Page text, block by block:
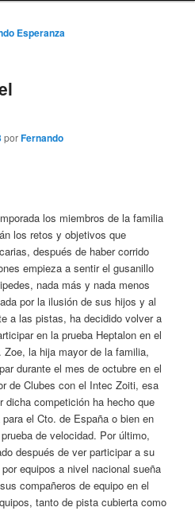
Esperanza
porFernando
los miembros de la familia
los retos y objetivos que
después de haber corrido
empieza a sentir el gusanillo
nada más y nada menos
por la ilusión de sus hijos y al
a las pistas, ha decidido volver a
en la prueba Heptalon en el
la hija mayor de la familia,
durante el mes de octubre en el
de Clubes con el Intec Zoiti, esa
dicha competición ha hecho que
el Cto. de España o bien en
de velocidad. Por último,
después de ver participar a su
equipos a nivel nacional sueña
compañeros de equipo en el
tanto de pista cubierta como